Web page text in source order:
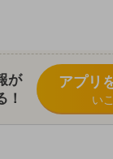
が
！
アプリ
い